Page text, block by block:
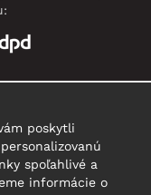
poskytli
spoľahlivé a
informácie o